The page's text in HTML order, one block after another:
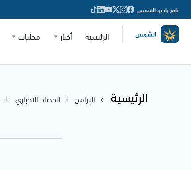
تابع راديو الشمس
الرئيسية أخبار محليات
الرئيسية البرامج الحصاد الاخباري